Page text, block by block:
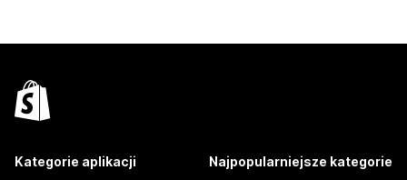
Kategorie aplikacji Najpopularniejsze kategorie